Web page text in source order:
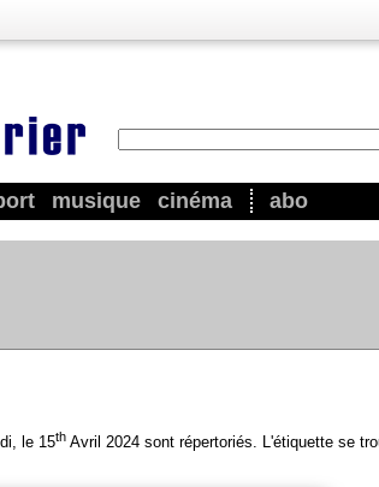
musique cinéma abo
le 15th Avril 2024 sont répertoriés. L'étiquette se